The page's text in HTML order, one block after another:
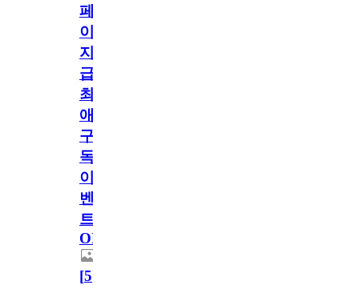
페
이
지
급!
최
애
구
독
이
벤
트
OPEN!
[5]